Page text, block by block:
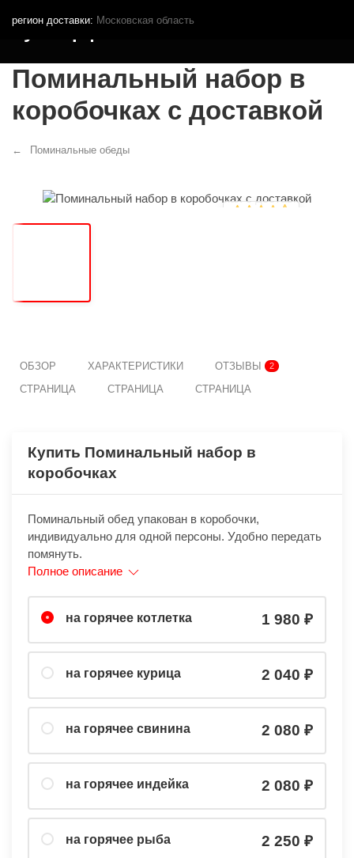
регион доставки: Московская область
Кутья.рф
Поминальный набор в
коробочках с доставкой
Поминальные обеды
ОБЗОР ХАРАКТЕРИСТИКИ ОТЗЫВЫ 2
СТРАНИЦА СТРАНИЦА СТРАНИЦА
Купить Поминальный набор в
коробочках
Поминальный обед упакован в коробочки,
индивидуально для одной персоны. Удобно передать
помянуть.
Полное описание
на горячее котлетка 1 980
на горячее курица 2 040
на горячее свинина 2 080
на горячее индейка 2 080
на горячее рыба 2 250